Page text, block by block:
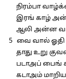
நிரம்பா
இரங் காழ் அன்ன
ஆலி அன்ன
5 வை வால்
தாது உறு
படாஅப் பைங்
கடாஅம்